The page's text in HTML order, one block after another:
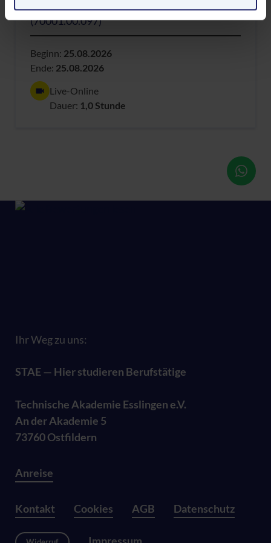
besteht.
Datenschutzerklärung
(70001.00.097)
Beginn: 25.08.2026
Ende: 25.08.2026
Live-Online
Dauer: 1,0 Stunde
Ihr Weg zu uns:
STAE — Hier studieren Berufstätige
Technische Akademie Esslingen e.V.
An der Akademie 5
73760 Ostfildern
Anreise
Kontakt Cookies AGB Datenschutz